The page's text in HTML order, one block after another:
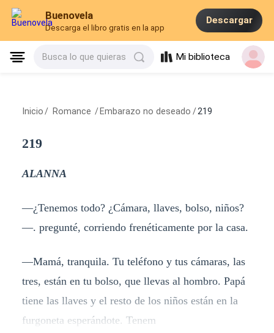
Buenovela
Descarga el libro gratis en la app
Descargar
Busca lo que quieras Mi biblioteca
Inicio / Romance / Embarazo no deseado / 219
219
ALANNA
—¿Tenemos todo? ¿Cámara, llaves, bolso, niños?
—. pregunté, corriendo frenéticamente por la casa.
—Mamá, tranquila. Tu teléfono y tus cámaras, las
tres, están en tu bolso, que llevas al hombro. Papá
tiene las llaves y el resto de los niños están en la
furgoneta esperándote. Tenem